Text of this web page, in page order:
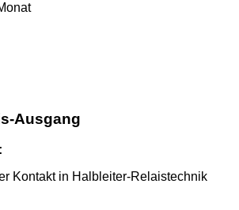
Ausgang
Kontakt in Halbleiter-Relaistechnik